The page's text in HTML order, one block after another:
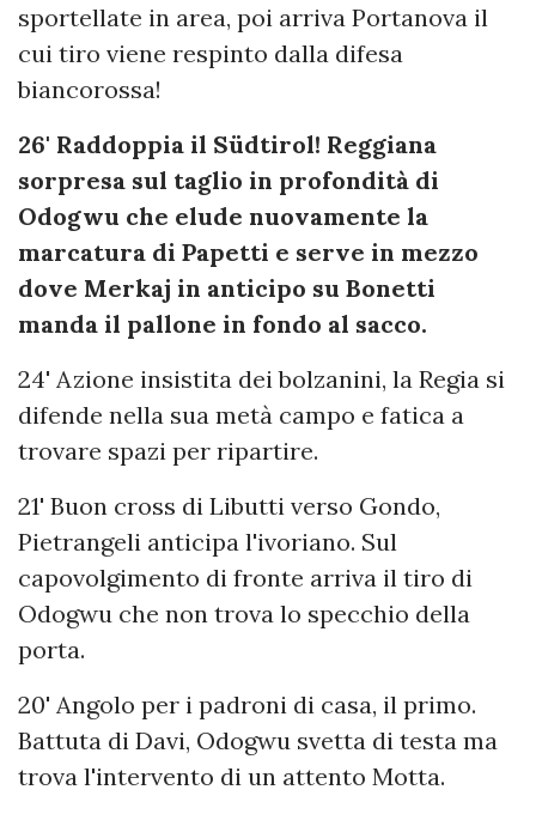
sportellate in area, poi arriva Portanova il
cui tiro viene respinto dalla difesa
biancorossa!
26' Raddoppia il Südtirol! Reggiana
sorpresa sul taglio in profondità di
Odogwu che elude nuovamente la
marcatura di Papetti e serve in mezzo
dove Merkaj in anticipo su Bonetti
manda il pallone in fondo al sacco.
24' Azione insistita dei bolzanini, la Regia si
difende nella sua metà campo e fatica a
trovare spazi per ripartire.
21' Buon cross di Libutti verso Gondo,
Pietrangeli anticipa l'ivoriano. Sul
capovolgimento di fronte arriva il tiro di
Odogwu che non trova lo specchio della
porta.
20' Angolo per i padroni di casa, il primo.
Battuta di Davi, Odogwu svetta di testa ma
trova l'intervento di un attento Motta.